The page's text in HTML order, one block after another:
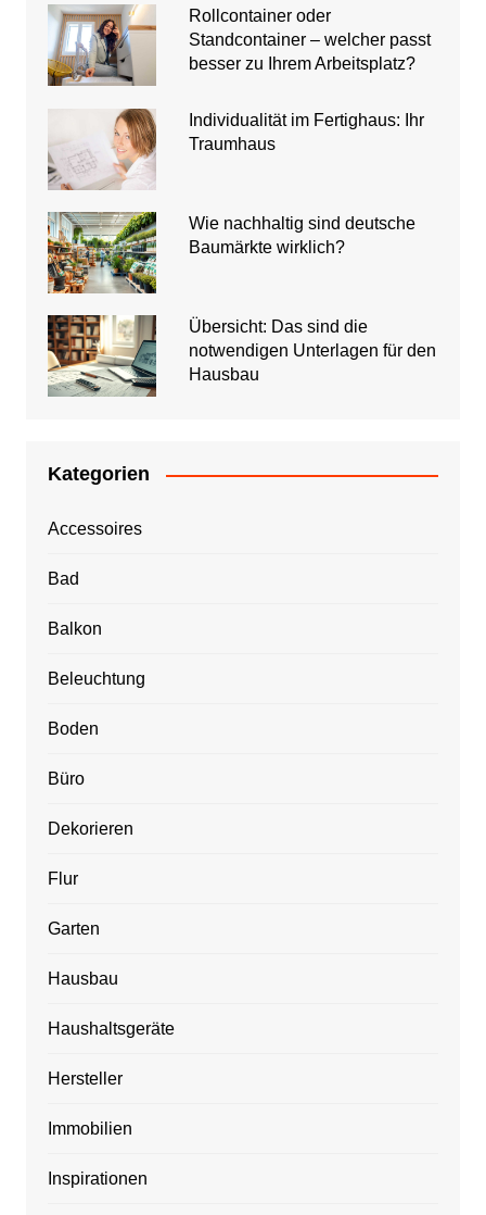
Rollcontainer oder
Standcontainer – welcher passt
besser zu Ihrem Arbeitsplatz?
Individualität im Fertighaus: Ihr
Traumhaus
Wie nachhaltig sind deutsche
Baumärkte wirklich?
Übersicht: Das sind die
notwendigen Unterlagen für den
Hausbau
Kategorien
Accessoires
Bad
Balkon
Beleuchtung
Boden
Büro
Dekorieren
Flur
Garten
Hausbau
Haushaltsgeräte
Hersteller
Immobilien
Inspirationen